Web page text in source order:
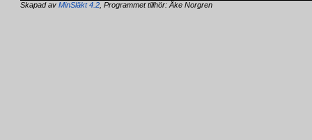
Skapad avMinSläkt 4.2 , Programmet tillhör: Åke Norgren